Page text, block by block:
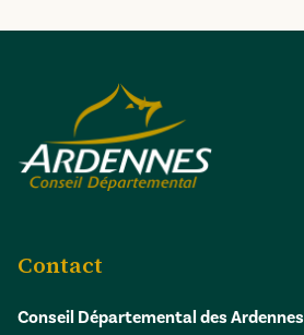
Contact
Conseil Départemental des Ardennes